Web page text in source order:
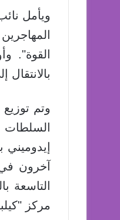
ويأمل
القوة".
وتم
آخرون
مركز